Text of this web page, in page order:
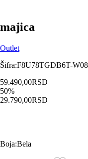
majica
Outlet
Šifra:F8U78TGDB6T-
59.490,00RSD
50%
29.790,00RSD
Boja:Bela